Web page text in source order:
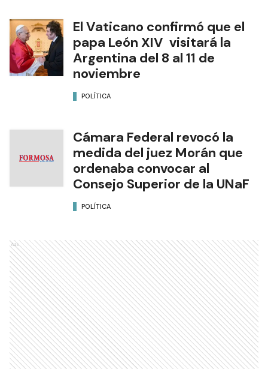
El Vaticano confirmó que el
papa León XIV visitará la
Argentina del 8 al 11 de
noviembre
POLÍTICA
Cámara Federal revocó la
medida del juez Morán que
ordenaba convocar al
Consejo Superior de la UNaF
POLÍTICA
Ads